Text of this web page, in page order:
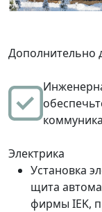
Дополнительно
Электрика
Установка
щита
фирмы IEK,